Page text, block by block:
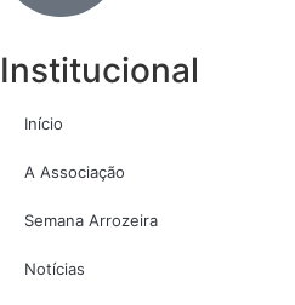
Institucional
Início
A Associação
Semana Arrozeira
Notícias